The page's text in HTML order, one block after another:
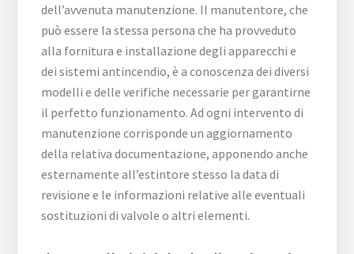
dell’avvenuta manutenzione. Il manutentore, che
può essere la stessa persona che ha provveduto
alla fornitura e installazione degli apparecchi e
dei sistemi antincendio, è a conoscenza dei diversi
modelli e delle verifiche necessarie per garantirne
il perfetto funzionamento. Ad ogni intervento di
manutenzione corrisponde un aggiornamento
della relativa documentazione, apponendo anche
esternamente all’estintore stesso la data di
revisione e le informazioni relative alle eventuali
sostituzioni di valvole o altri elementi.